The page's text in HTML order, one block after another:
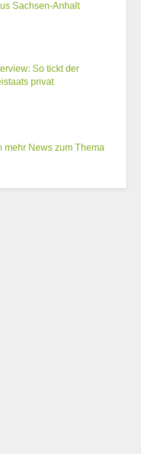
Sachsen-Anhalt
So tickt der
privat
mehr News zum Thema